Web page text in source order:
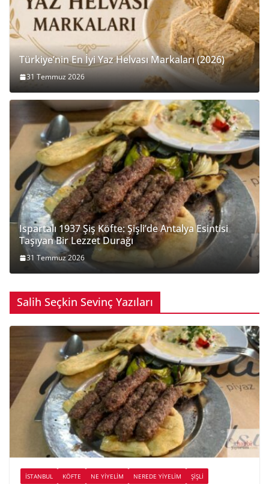
Türkiye’nin En İyi Yaz Helvası Markaları (2026)
31 Temmuz 2026
Ispartalı 1937 Şiş Köfte: Şişli’de Antalya Esintisi
Taşıyan Bir Lezzet Durağı
31 Temmuz 2026
Salih Seçkin Sevinç Yazıları
İSTANBUL KÖFTE NE YİYELİM NEREDE YİYELİM ŞIŞLI